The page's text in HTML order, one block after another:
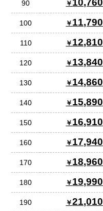
90
100 11,790
110 12,810
120 13,840
130 14,860
140 15,890
150 16,910
160 17,940
170 18,960
180 19,990
190 21,010